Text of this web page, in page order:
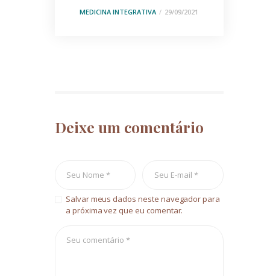
MEDICINA INTEGRATIVA 29/09/2021
Deixe um comentário
Salvar meus dados neste navegador para
a próxima vez que eu comentar.